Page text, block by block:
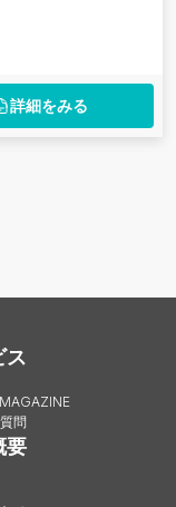
詳細をみる
ス
問
要